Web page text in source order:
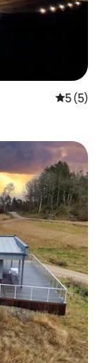
平均评分
5 (5)